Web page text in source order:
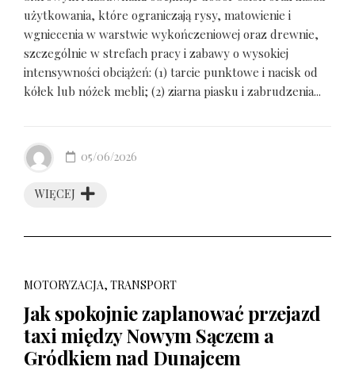
użytkowania, które ograniczają rysy, matowienie i
wgniecenia w warstwie wykończeniowej oraz drewnie,
szczególnie w strefach pracy i zabawy o wysokiej
intensywności obciążeń: (1) tarcie punktowe i nacisk od
kółek lub nóżek mebli; (2) ziarna piasku i zabrudzenia...
WIĘCEJ
05/06/2026
MOTORYZACJA, TRANSPORT
Jak spokojnie zaplanować przejazd
taxi między Nowym Sączem a
Gródkiem nad Dunajcem